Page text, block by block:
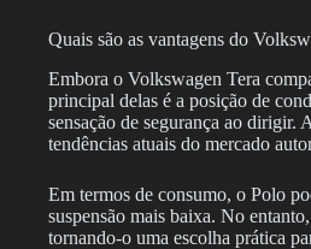
Quais são as vantagens do
Embora o Volkswagen Tera
principal delas é a posição de
sensação de segurança ao dirigir.
tendências atuais do mercado
Em termos de consumo, o Polo
suspensão mais baixa. No
tornando-o uma escolha prática